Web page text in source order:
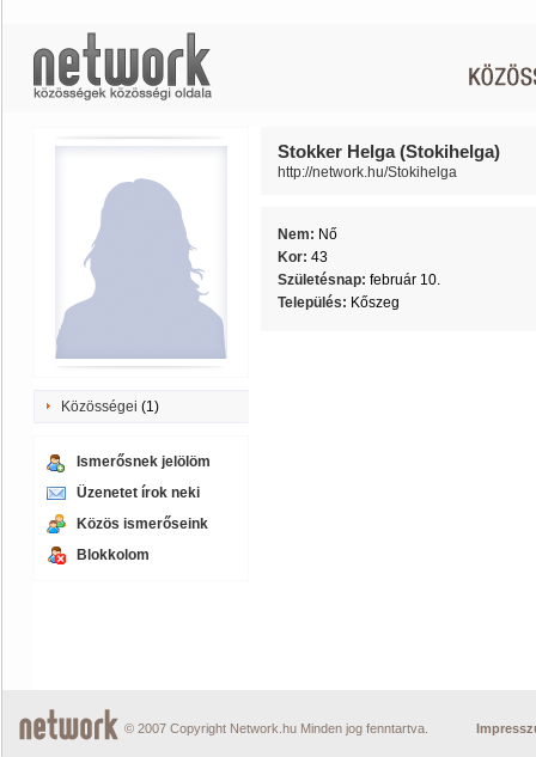
Közösségei (1)
Ismerősnek jelölöm
Üzenetet írok neki
Közös ismerőseink
Blokkolom
Stokker Helga (Stokihelga)
http://network.hu/Stokihelga
Nem: Nő
Kor: 43
Születésnap: február 10.
Település: Kőszeg
© 2007 Copyright Network.hu Minden jog fenntartva.